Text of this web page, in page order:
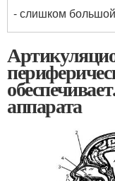
- слишком
аппарата